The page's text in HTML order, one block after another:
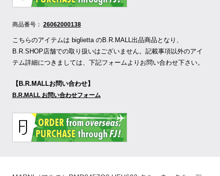
商品番号： 26062000138
こちらのアイテムは biglietta のB.R.MALL出品商品となり、
B.R.SHOP店舗での取り扱いはございません。記載事項以外のアイ
テム詳細につきましては、下記フォームよりお問い合わせ下さい。
【B.R.MALLお問い合わせ】
B.R.MALL お問い合わせフォーム